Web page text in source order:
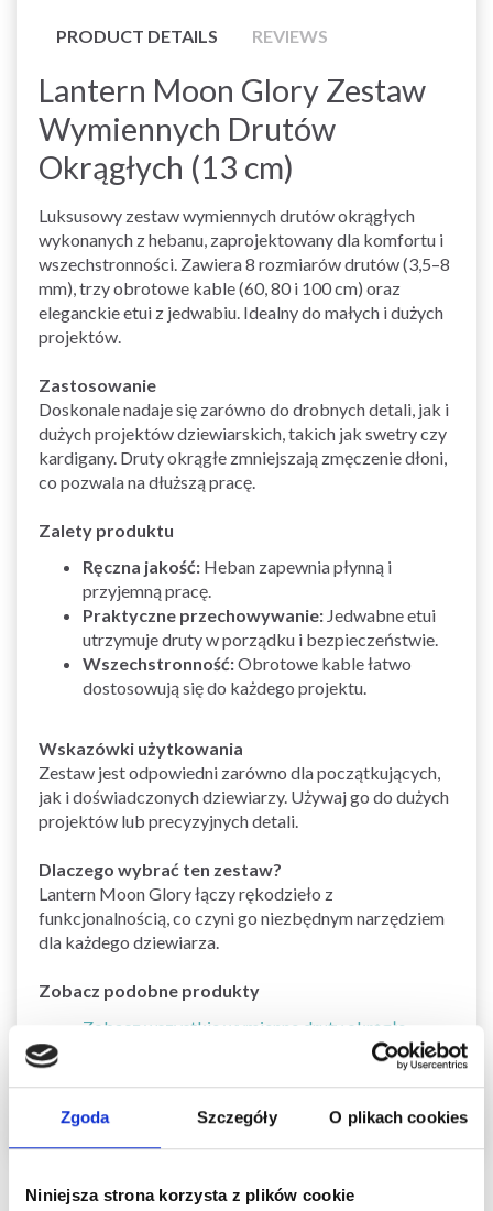
Zgoda Szczegóły O plikach cookies
Niniejsza strona korzysta z plików cookie
PRODUCT DETAILS REVIEWS
Lantern Moon Glory Zestaw
Wymiennych Drutów
Okrągłych (13 cm)
Luksusowy zestaw wymiennych drutów okrągłych
wykonanych z hebanu, zaprojektowany dla komfortu i
wszechstronności. Zawiera 8 rozmiarów drutów (3,5–8
mm), trzy obrotowe kable (60, 80 i 100 cm) oraz
eleganckie etui z jedwabiu. Idealny do małych i dużych
projektów.
Zastosowanie
Doskonale nadaje się zarówno do drobnych detali, jak i
dużych projektów dziewiarskich, takich jak swetry czy
kardigany. Druty okrągłe zmniejszają zmęczenie dłoni,
co pozwala na dłuższą pracę.
Zalety produktu
Ręczna jakość: Heban zapewnia płynną i
przyjemną pracę.
Praktyczne przechowywanie: Jedwabne etui
utrzymuje druty w porządku i bezpieczeństwie.
Wszechstronność:Obrotowe kable łatwo
dostosowują się do każdego projektu.
Wskazówki użytkowania
Zestaw jest odpowiedni zarówno dla początkujących,
jak i doświadczonych dziewiarzy. Używaj go do dużych
projektów lub precyzyjnych detali.
Dlaczego wybrać ten zestaw?
Lantern Moon Glory łączy rękodzieło z
funkcjonalnością, co czyni go niezbędnym narzędziem
dla każdego dziewiarza.
Zobacz podobne produkty
Zobacz wszystkie wymienne druty okrągłe
Zobacz wszystkie narzędzia Lantern Moon
Zobacz wszystkie zestawy drutów i szydełek